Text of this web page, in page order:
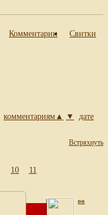
Комментарии
Свитки
комментариям▲ ▼
дате
Встряхнуть
10 11
oo